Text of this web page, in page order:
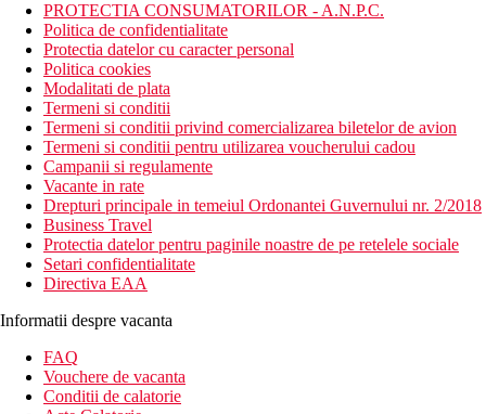
PROTECTIA CONSUMATORILOR - A.N.P.C.
Politica de confidentialitate
Protectia datelor cu caracter personal
Politica cookies
Modalitati de plata
Termeni si conditii
Termeni si conditii privind comercializarea biletelor de avion
Termeni si conditii pentru utilizarea voucherului cadou
Campanii si regulamente
Vacante in rate
Drepturi principale in temeiul Ordonantei Guvernului nr. 2/2018
Business Travel
Protectia datelor pentru paginile noastre de pe retelele sociale
Setari confidentialitate
Directiva EAA
Informatii despre vacanta
FAQ
Vouchere de vacanta
Conditii de calatorie